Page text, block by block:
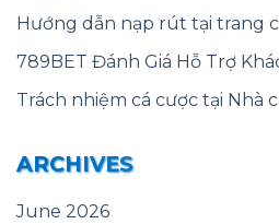
Hướng dẫn nạp rút tại trang
789BET Đánh Giá Hỗ Trợ
Trách nhiệm cá cược tại Nhà
ARCHIVES
June 2026